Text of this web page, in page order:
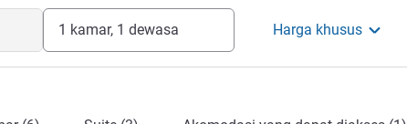
1 kamar, 1 dewasa Harga khusus